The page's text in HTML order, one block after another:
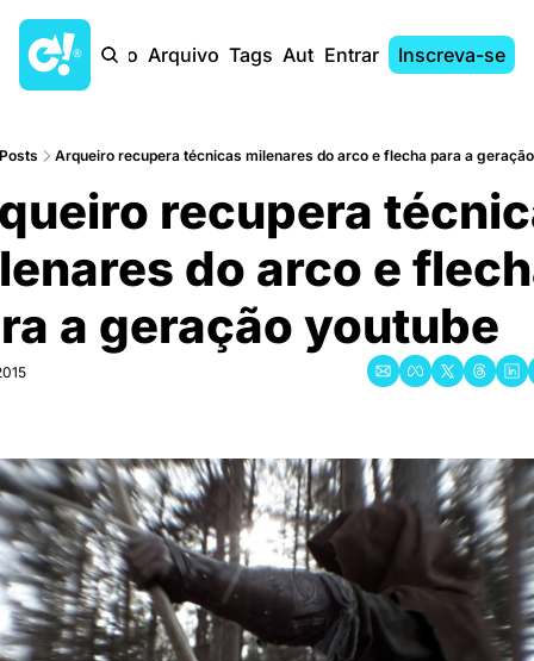
Início Arquivo Tags AutoresEntrar Inscreva-se
Posts Arqueiro recupera técnicas milenares do arco e flecha para a
recupera
do arco e
a geração youtube